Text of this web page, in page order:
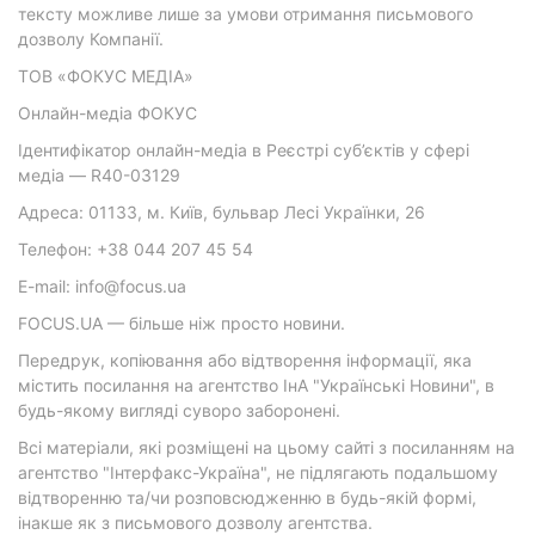
тексту можливе лише за умови отримання письмового
дозволу Компанії.
ТОВ «ФОКУС МЕДІА»
Онлайн-медіа ФОКУС
Ідентифікатор онлайн-медіа в Реєстрі суб’єктів у сфері
медіа — R40-03129
Адреса: 01133, м. Київ, бульвар Лесі Українки, 26
Телефон: +38 044 207 45 54
E-mail: info@focus.ua
FOCUS.UA — більше ніж просто новини.
Передрук, копіювання або відтворення інформації, яка
містить посилання на агентство ІнА "Українські Новини", в
будь-якому вигляді суворо заборонені.
Всі матеріали, які розміщені на цьому сайті з посиланням на
агентство "Інтерфакс-Україна", не підлягають подальшому
відтворенню та/чи розповсюдженню в будь-якій формі,
інакше як з письмового дозволу агентства.